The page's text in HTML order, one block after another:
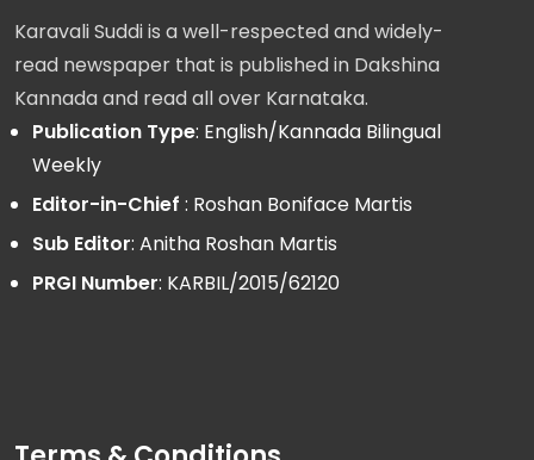
Karavali Suddi is a well-respected and widely-
read newspaper that is published in Dakshina
Kannada and read all over Karnataka.
Publication Type: English/Kannada Bilingual
Weekly
Editor-in-Chief : Roshan Boniface Martis
Sub Editor: Anitha Roshan Martis
PRGI Number: KARBIL/2015/62120